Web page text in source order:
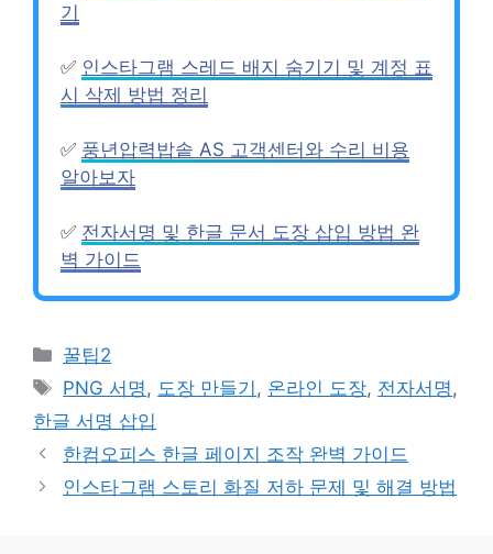
기
✅ 인스타그램 스레드 배지 숨기기 및 계정 표
시 삭제 방법 정리
✅ 풍년압력밥솥 AS 고객센터와 수리 비용
알아보자
✅ 전자서명 및 한글 문서 도장 삽입 방법 완
벽 가이드
Categories
꿀팁2
Tags
PNG 서명, 도장 만들기 , 온라인 도장, 전자서명,
한글 서명 삽입
한컴오피스 한글 페이지 조작 완벽 가이드
인스타그램 스토리 화질 저하 문제 및 해결 방법